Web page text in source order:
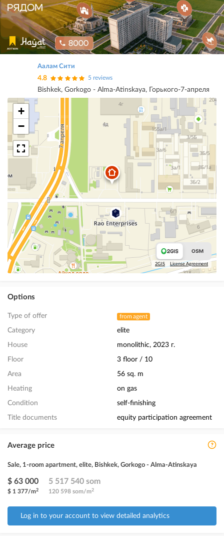
Аалам Сити
4.8 5 reviews
Bishkek, Gorkogo - Alma-Atinskaya, Горького-7-апреля
+
−
2GIS License Agreement
Options
Type of offer from agent
Category elite
House monolithic, 2023 г.
Floor 3 floor / 10
Area 56 sq. m
Heating on gas
Condition self-finishing
Title documents equity participation agreement
Average price
Sale, 1-room apartment, elite, Bishkek, Gorkogo - Alma-Atinskaya
$ 63 000
$ 1 377/m2
5 517 540 som
120 598 som/m2
Log in to your account to view detailed analytics